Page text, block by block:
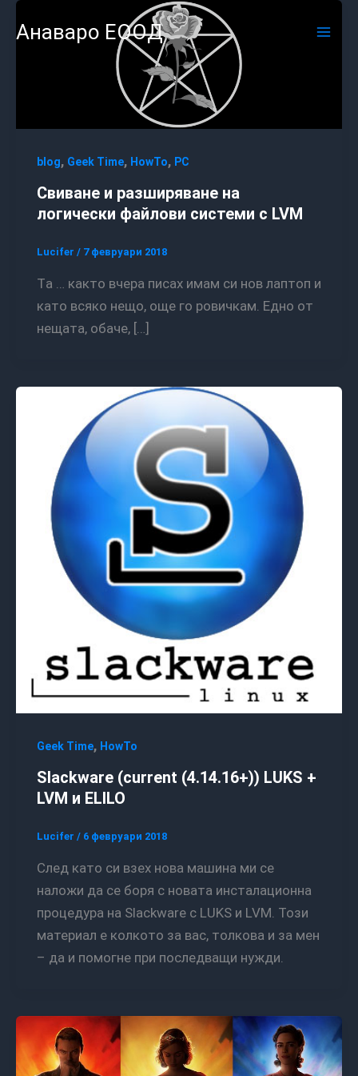
Анаваро ЕООД
blog, Geek Time, HowTo, PC
Свиване и разширяване на
логически файлови системи с LVM
Lucifer / 7 февруари 2018
Та … както вчера писах имам си нов лаптоп и
като всяко нещо, още го ровичкам. Едно от
нещата, обаче, […]
Geek Time, HowTo
Slackware (current (4.14.16+)) LUKS +
LVM и ELILO
Lucifer / 6 февруари 2018
След като си взех нова машина ми се
наложи да се боря с новата инсталационна
процедура на Slackware с LUKS и LVM. Този
материал е колкото за вас, толкова и за мен
– да и помогне при последващи нужди.